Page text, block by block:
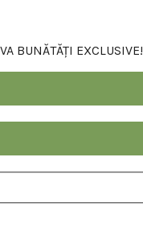
BUNĂTĂȚI EXCLUSIVE!